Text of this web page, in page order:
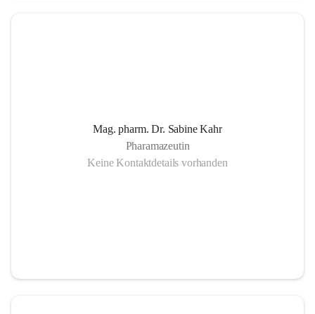
Mag. pharm. Dr. Sabine Kahr
Pharamazeutin
Keine Kontaktdetails vorhanden